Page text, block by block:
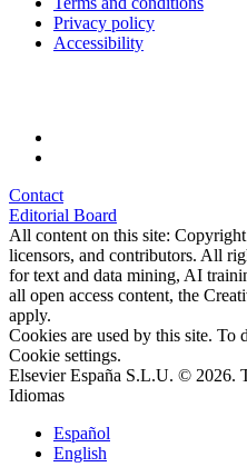
Privacy policy
Accessibility
Contact
Editorial Board
All content on this site:
licensors, and contributors. All
for text and data mining, AI
all open access content, the
apply.
Cookies are used by this site. To
Cookie settings.
Elsevier España S.L.U. © 2026.
Idiomas
Español
English